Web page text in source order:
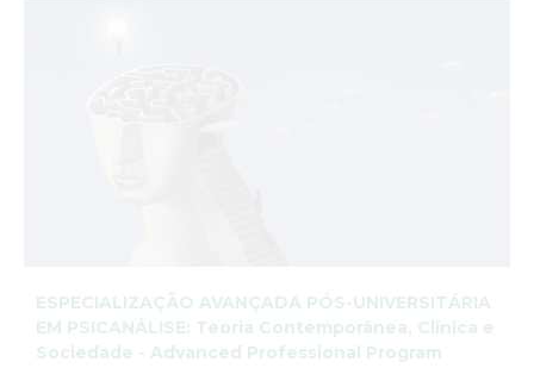
ESPECIALIZAÇÃO AVANÇADA PÓS-UNIVERSITÁRIA
EM PSICANÁLISE: Teoria Contemporânea, Clínica e
Sociedade - Advanced Professional Program